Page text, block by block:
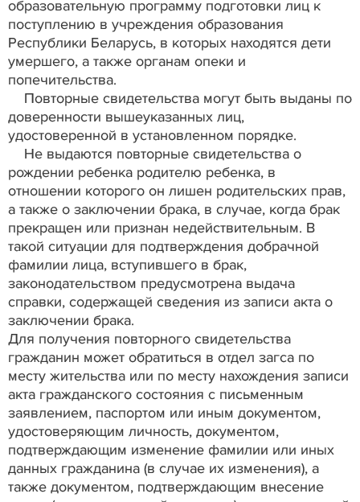
образовательную программу подготовки лиц к
поступлению в учреждения образования
Республики Беларусь, в которых находятся дети
умершего, а также органам опеки и
попечительства.
Повторные свидетельства могут быть выданы по
доверенности вышеуказанных лиц,
удостоверенной в установленном порядке.
Не выдаются повторные свидетельства о
рождении ребенка родителю ребенка, в
отношении которого он лишен родительских прав,
а также о заключении брака, в случае, когда брак
прекращен или признан недействительным. В
такой ситуации для подтверждения добрачной
фамилии лица, вступившего в брак,
законодательством предусмотрена выдача
справки, содержащей сведения из записи акта о
заключении брака.
Для получения повторного свидетельства
гражданин может обратиться в отдел загса по
месту жительства или по месту нахождения записи
акта гражданского состояния с письменным
заявлением, паспортом или иным документом,
удостоверяющим личность, документом,
подтверждающим изменение фамилии или иных
данных гражданина (в случае их изменения), а
также документом, подтверждающим внесение